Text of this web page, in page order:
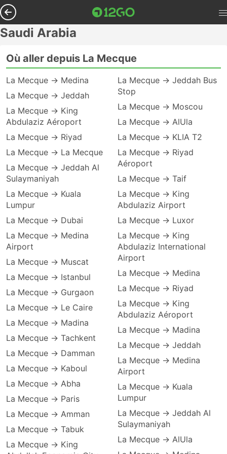
Saudi Arabia
Où aller depuis La Mecque
La Mecque → Medina
La Mecque → Jeddah
La Mecque → King
Abdulaziz Aéroport
La Mecque → Riyad
La Mecque → La Mecque
La Mecque → Jeddah Al
Sulaymaniyah
La Mecque → Kuala
Lumpur
La Mecque → Dubai
La Mecque → Medina
Airport
La Mecque → Muscat
La Mecque → Istanbul
La Mecque → Gurgaon
La Mecque → Le Caire
La Mecque → Madina
La Mecque → Tachkent
La Mecque → Damman
La Mecque → Kaboul
La Mecque → Abha
La Mecque → Paris
La Mecque → Amman
La Mecque → Tabuk
La Mecque → King
La Mecque → Jeddah Bus
Stop
La Mecque → Moscou
La Mecque → AlUla
La Mecque → KLIA T2
La Mecque → Riyad
Aéroport
La Mecque → Taif
La Mecque → King
Abdulaziz Airport
La Mecque → Luxor
La Mecque → King
Abdulaziz International
Airport
La Mecque → Medina
La Mecque → Riyad
La Mecque → King
Abdulaziz Aéroport
La Mecque → Madina
La Mecque → Jeddah
La Mecque → Medina
Airport
La Mecque → Kuala
Lumpur
La Mecque → Jeddah Al
Sulaymaniyah
La Mecque → AlUla